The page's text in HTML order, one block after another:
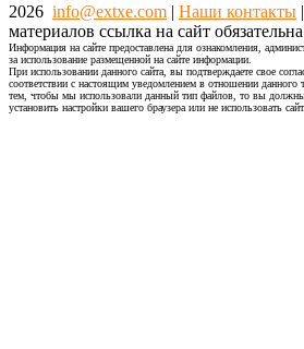
2026 info@extxe.com | Наши контакты
материалов ссылка на сайт обязательна
Информация на сайте предоставлена для ознакомления,
за использование размещенной на сайте информации.
При использовании данного сайта, вы подтверждаете свое
соответствии с настоящим уведомлением в отношении
тем, чтобы мы использовали данный тип файлов, то вы
установить настройки вашего браузера или не использовать сайт.